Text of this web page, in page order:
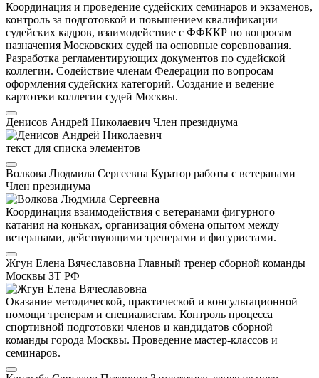
Координация и проведение судейских семинаров и экзаменов,
контроль за подготовкой и повышением квалификации
судейских кадров, взаимодействие с ФФККР по вопросам
назначения Московских судей на основные соревнования.
Разработка регламентирующих документов по судейской
коллегии. Содействие членам Федерации по вопросам
оформления судейских категорий. Создание и ведение
картотеки коллегии судей Москвы.
Денисов Андрей Николаевич Член президиума
текст для списка элементов
Волкова Людмила Сергеевна Куратор работы с ветеранами
Член президиума
Координация взаимодействия с ветеранами фигурного
катания на коньках, организация обмена опытом между
ветеранами, действующими тренерами и фигуристами.
Жгун Елена Вячеславовна Главный тренер сборной команды
Москвы ЗТ РФ
Оказание методической, практической и консультационной
помощи тренерам и специалистам. Контроль процесса
спортивной подготовки членов и кандидатов сборной
команды города Москвы. Проведение мастер-классов и
семинаров.